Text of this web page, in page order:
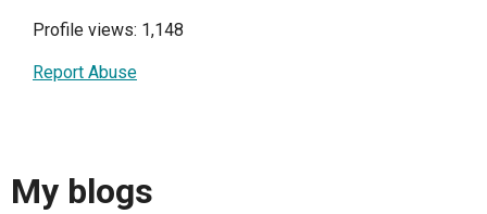
Profile views: 1,148
Report Abuse
My blogs